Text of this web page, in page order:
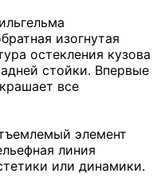
изогнутая
остекления кузова
стойки. Впервые
все
элемент
линия
или динамики.